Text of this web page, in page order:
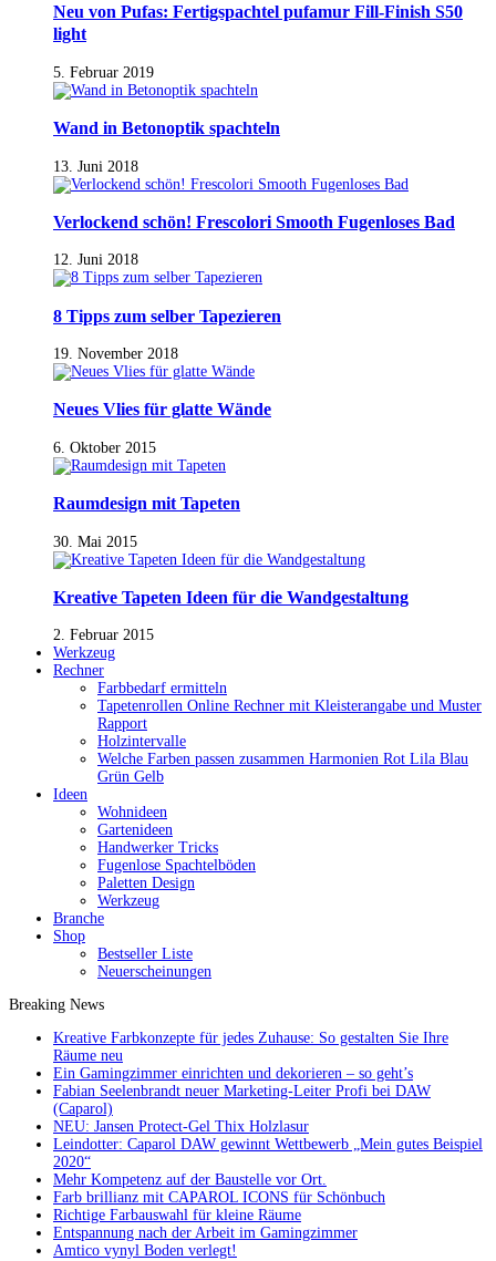
Neu von Pufas: Fertigspachtel pufamur Fill-Finish S50
light
5. Februar 2019
Wand in Betonoptik spachteln
13. Juni 2018
Verlockend schön! Frescolori Smooth Fugenloses Bad
12. Juni 2018
8 Tipps zum selber Tapezieren
19. November 2018
Neues Vlies für glatte Wände
6. Oktober 2015
Raumdesign mit Tapeten
30. Mai 2015
Kreative Tapeten Ideen für die Wandgestaltung
2. Februar 2015
Werkzeug
Rechner
Farbbedarf ermitteln
Tapetenrollen Online Rechner mit Kleisterangabe und Muster
Rapport
Holzintervalle
Welche Farben passen zusammen Harmonien Rot Lila Blau
Grün Gelb
Ideen
Wohnideen
Gartenideen
Handwerker Tricks
Fugenlose Spachtelböden
Paletten Design
Werkzeug
Branche
Shop
Bestseller Liste
Neuerscheinungen
Breaking News
Kreative Farbkonzepte für jedes Zuhause: So gestalten Sie Ihre
Räume neu
Ein Gamingzimmer einrichten und dekorieren – so geht’s
Fabian Seelenbrandt neuer Marketing-Leiter Profi bei DAW
(Caparol)
NEU: Jansen Protect-Gel Thix Holzlasur
Leindotter: Caparol DAW gewinnt Wettbewerb „Mein gutes Beispiel
2020“
Mehr Kompetenz auf der Baustelle vor Ort.
Farb brillianz mit CAPAROL ICONS für Schönbuch
Richtige Farbauswahl für kleine Räume
Entspannung nach der Arbeit im Gamingzimmer
Amtico vynyl Boden verlegt!